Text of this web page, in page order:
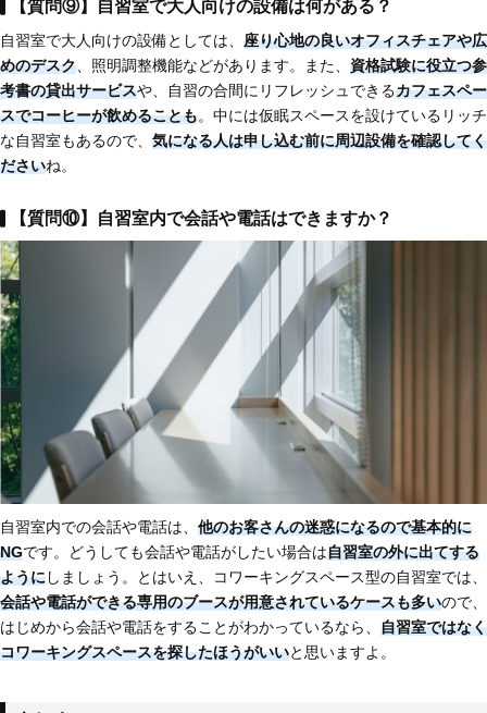
【質問⑨】自習室で大人向けの設備は何がある？
自習室で大人向けの設備としては、 座り心地の良いオフィスチェアや広
めのデスク 、照明調整機能などがあります。また、 資格試験に役立つ参
考書の貸出サービスや、自習の合間にリフレッシュできるカフェスペー
スでコーヒーが飲めることも。中には仮眠スペースを設けているリッチ
な自習室もあるので、 気になる人は申し込む前に周辺設備を確認してく
ださいね。
【質問⑩】自習室内で会話や電話はできますか？
自習室内での会話や電話は、 他のお客さんの迷惑になるので基本的に
NGです。どうしても会話や電話がしたい場合は自習室の外に出てする
ようにしましょう。とはいえ、コワーキングスペース型の自習室では、
会話や電話ができる専用のブースが用意されているケースも多いので、
はじめから会話や電話をすることがわかっているなら、 自習室ではなく
コワーキングスペースを探したほうがいいと思いますよ。